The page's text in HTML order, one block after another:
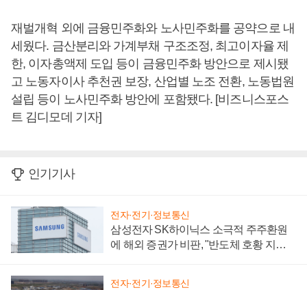
재벌개혁 외에 금융민주화와 노사민주화를 공약으로 내
세웠다. 금산분리와 가계부채 구조조정, 최고이자율 제
한, 이자총액제 도입 등이 금융민주화 방안으로 제시됐
고 노동자이사 추천권 보장, 산업별 노조 전환, 노동법원
설립 등이 노사민주화 방안에 포함됐다. [비즈니스포스
트 김디모데 기자]
인기기사
전자·전기·정보통신
삼성전자 SK하이닉스 소극적 주주환원
에 해외 증권가 비판, "반도체 호황 지속
전자·전기·정보통신